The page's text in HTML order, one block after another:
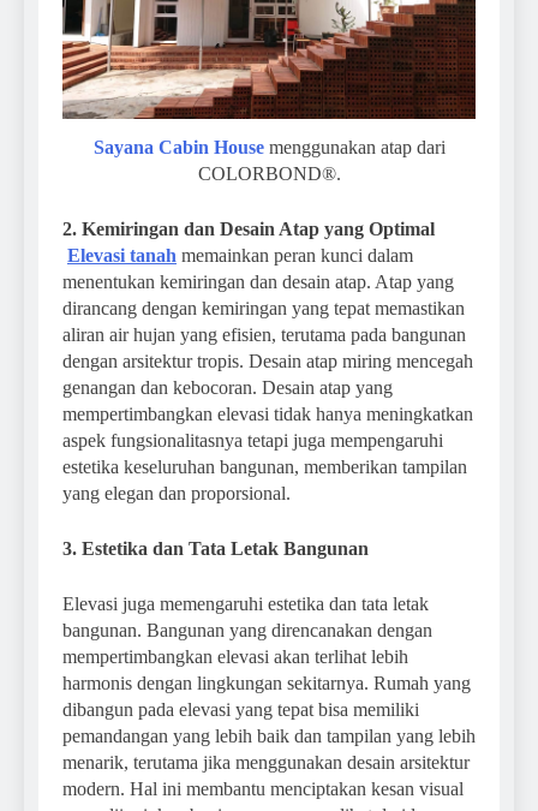
Sayana Cabin Housemenggunakan atap dari
COLORBOND®.
2. Kemiringan dan Desain Atap yang Optimal
Elevasi tanah memainkan peran kunci dalam
menentukan kemiringan dan desain atap. Atap yang
dirancang dengan kemiringan yang tepat memastikan
aliran air hujan yang efisien, terutama pada bangunan
dengan arsitektur tropis. Desain atap miring mencegah
genangan dan kebocoran. Desain atap yang
mempertimbangkan elevasi tidak hanya meningkatkan
aspek fungsionalitasnya tetapi juga mempengaruhi
estetika keseluruhan bangunan, memberikan tampilan
yang elegan dan proporsional.
3. Estetika dan Tata Letak Bangunan
Elevasi juga memengaruhi estetika dan tata letak
bangunan. Bangunan yang direncanakan dengan
mempertimbangkan elevasi akan terlihat lebih
harmonis dengan lingkungan sekitarnya. Rumah yang
dibangun pada elevasi yang tepat bisa memiliki
pemandangan yang lebih baik dan tampilan yang lebih
menarik, terutama jika menggunakan desain arsitektur
modern. Hal ini membantu menciptakan kesan visual